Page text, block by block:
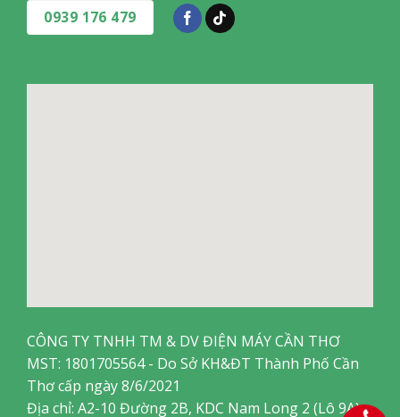
0939 176 479
CÔNG TY TNHH TM & DV ĐIỆN MÁY CẦN THƠ
MST: 1801705564 - Do Sở KH&ĐT Thành Phố Cần
Thơ cấp ngày 8/6/2021
Địa chỉ: A2-10 Đường 2B, KDC Nam Long 2 (Lô 9A),